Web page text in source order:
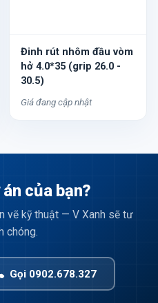
Đinh rút nhôm đầu vòm
hở 4.0*35 (grip 26.0 -
30.5)
Giá đang cập nhật
của bạn?
vẽ kỹ thuật — V Xanh sẽ tư
chóng.
Gọi 0902.678.327